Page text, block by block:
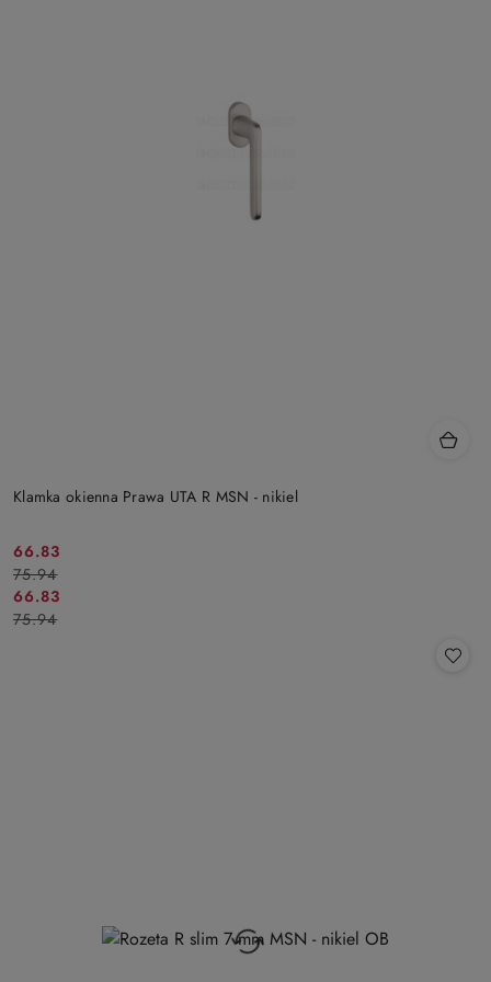
Klamka okienna Prawa UTA R MSN - nikiel
Cena
promocyjna:
66.83
Cena
przed
promocją:
75.94
Cena
promocyjna:
66.83
Cena
przed
75.94